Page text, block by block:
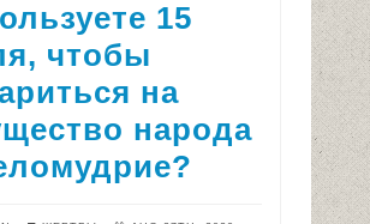
15
чтобы
на
народа